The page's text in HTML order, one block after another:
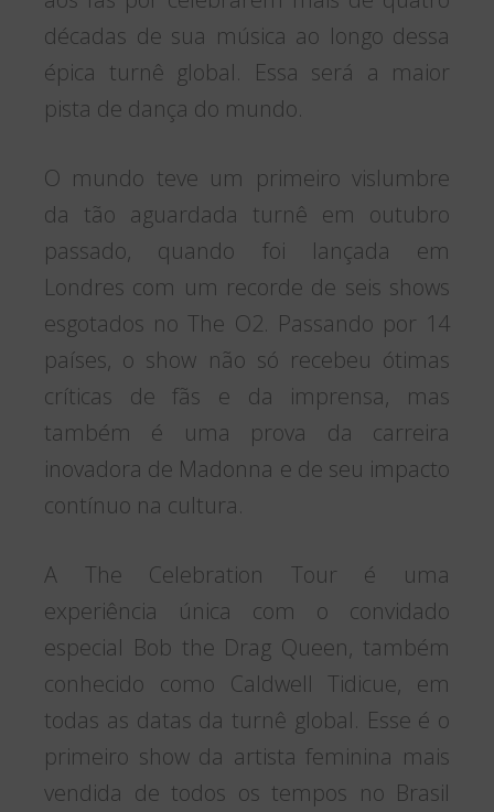
décadas de sua música ao longo dessa
épica turnê global. Essa será a maior
pista de dança do mundo.
O mundo teve um primeiro vislumbre
da tão aguardada turnê em outubro
passado, quando foi lançada em
Londres com um recorde de seis shows
esgotados no The O2. Passando por 14
países, o show não só recebeu ótimas
críticas de fãs e da imprensa, mas
também é uma prova da carreira
inovadora de Madonna e de seu impacto
contínuo na cultura.
A The Celebration Tour é uma
experiência única com o convidado
especial Bob the Drag Queen, também
conhecido como Caldwell Tidicue, em
todas as datas da turnê global. Esse é o
primeiro show da artista feminina mais
vendida de todos os tempos no Brasil